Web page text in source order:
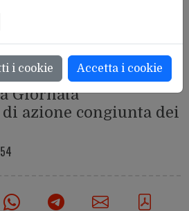
Giornata
azione congiunta dei
i cookie Accetta i cookie